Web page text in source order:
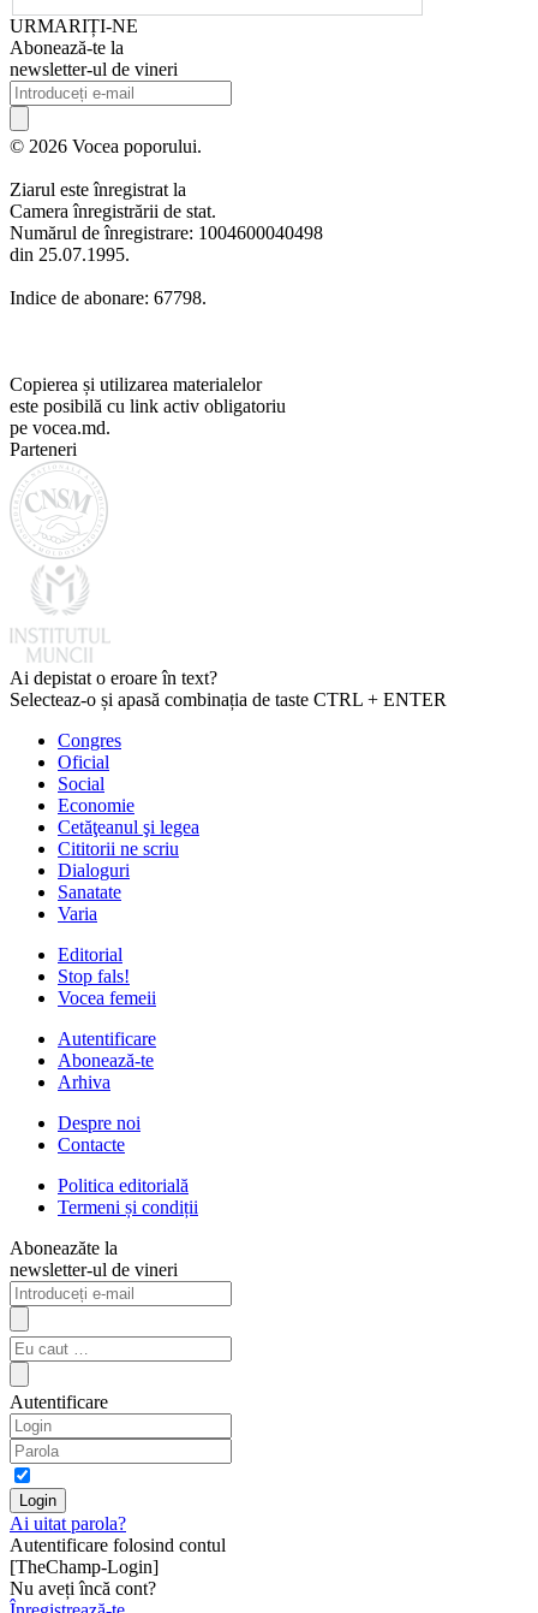
URMARIȚI-NE
Abonează-te la
newsletter-ul de vineri
© 2026 Vocea poporului.
Ziarul este înregistrat la
Camera înregistrării de stat.
Numărul de înregistrare: 1004600040498
din 25.07.1995.
Indice de abonare: 67798.
Copierea și utilizarea materialelor
este posibilă cu link activ obligatoriu
pe vocea.md.
Parteneri
Ai depistat o eroare în text?
Selecteaz-o și apasă combinația de taste CTRL + ENTER
Congres
Oficial
Social
Economie
Cetăţeanul şi legea
Cititorii ne scriu
Dialoguri
Sanatate
Varia
Editorial
Stop fals!
Vocea femeii
Autentificare
Abonează-te
Arhiva
Despre noi
Contacte
Politica editorială
Termeni și condiții
Aboneazăte la
newsletter-ul de vineri
Autentificare
Ai uitat parola?
Autentificare folosind contul
[TheChamp-Login]
Nu aveți încă cont?